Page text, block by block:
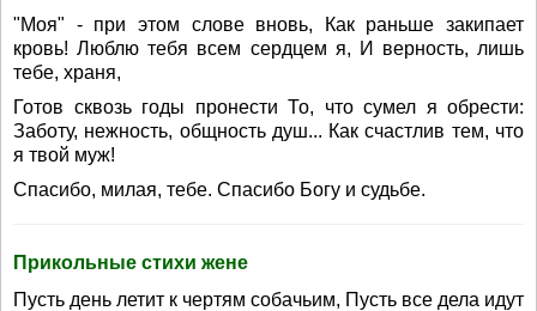
"Моя" - при этом слове вновь, Как раньше закипает
кровь! Люблю тебя всем сердцем я, И верность, лишь
тебе, храня,
Готов сквозь годы пронести То, что сумел я обрести:
Заботу, нежность, общность душ... Как счастлив тем, что
я твой муж!
Спасибо, милая, тебе. Спасибо Богу и судьбе.
Прикольные стихи жене
Пусть день летит к чертям собачьим, Пусть все дела идут